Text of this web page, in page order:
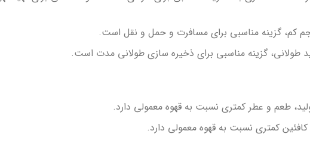
کم، گزینه مناسبی برای مسافرت و حمل و نقل است.
طولانی، گزینه مناسبی برای ذخیره سازی طولانی مدت است.
طعم و عطر کمتری نسبت به قهوه معمولی دارد.
کافئین کمتری نسبت به قهوه معمولی دارد.